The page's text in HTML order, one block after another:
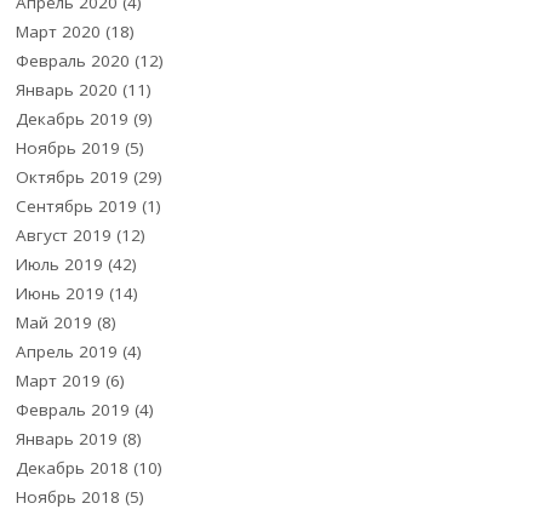
Март 2020 (18)
Февраль 2020 (12)
Январь 2020 (11)
Декабрь 2019 (9)
Ноябрь 2019 (5)
Октябрь 2019 (29)
Сентябрь 2019 (1)
Август 2019 (12)
Июль 2019 (42)
Июнь 2019 (14)
Май 2019 (8)
Апрель 2019 (4)
Март 2019 (6)
Февраль 2019 (4)
Январь 2019 (8)
Декабрь 2018 (10)
Ноябрь 2018 (5)